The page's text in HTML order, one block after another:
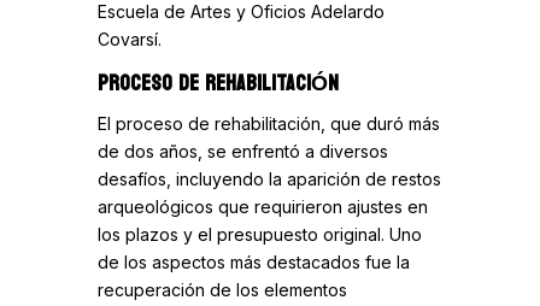
Escuela de Artes y Oficios Adelardo
Covarsí.
PROCESO DE REHABILITACIÓN
El proceso de rehabilitación, que duró más
de dos años, se enfrentó a diversos
desafíos, incluyendo la aparición de restos
arqueológicos que requirieron ajustes en
los plazos y el presupuesto original. Uno
de los aspectos más destacados fue la
recuperación de los elementos